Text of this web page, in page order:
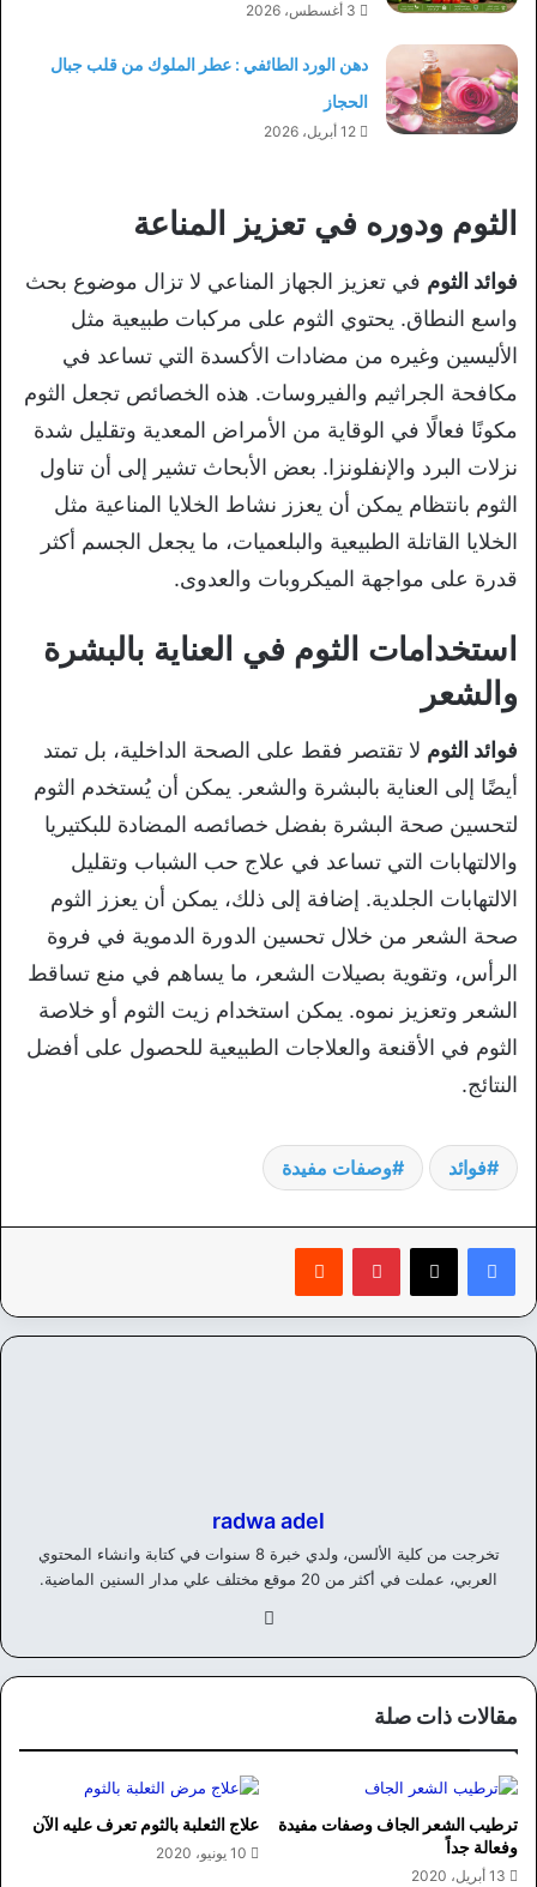
3 أغسطس، 2026
دهن الورد الطائفي : عطر الملوك من قلب جبال
الحجاز
12 أبريل، 2026
الثوم ودوره في تعزيز المناعة
فوائد الثوم في تعزيز الجهاز المناعي لا تزال موضوع بحث
واسع النطاق. يحتوي الثوم على مركبات طبيعية مثل
الأليسين وغيره من مضادات الأكسدة التي تساعد في
مكافحة الجراثيم والفيروسات. هذه الخصائص تجعل الثوم
مكونًا فعالًا في الوقاية من الأمراض المعدية وتقليل شدة
نزلات البرد والإنفلونزا. بعض الأبحاث تشير إلى أن تناول
الثوم بانتظام يمكن أن يعزز نشاط الخلايا المناعية مثل
الخلايا القاتلة الطبيعية والبلعميات، ما يجعل الجسم أكثر
قدرة على مواجهة الميكروبات والعدوى.
استخدامات الثوم في العناية بالبشرة
والشعر
فوائد الثوم لا تقتصر فقط على الصحة الداخلية، بل تمتد
أيضًا إلى العناية بالبشرة والشعر. يمكن أن يُستخدم الثوم
لتحسين صحة البشرة بفضل خصائصه المضادة للبكتيريا
والالتهابات التي تساعد في علاج حب الشباب وتقليل
الالتهابات الجلدية. إضافة إلى ذلك، يمكن أن يعزز الثوم
صحة الشعر من خلال تحسين الدورة الدموية في فروة
الرأس، وتقوية بصيلات الشعر، ما يساهم في منع تساقط
الشعر وتعزيز نموه. يمكن استخدام زيت الثوم أو خلاصة
الثوم في الأقنعة والعلاجات الطبيعية للحصول على أفضل
النتائج.
فوائد وصفات مفيدة
بينتيريست
radwa adel
تخرجت من كلية الألسن، ولدي خبرة 8 سنوات في كتابة وانشاء المحتوي
العربي، عملت في أكثر من 20 موقع مختلف علي مدار السنين الماضية.
وك
مقالات ذات صلة
ترطيب الشعر الجاف وصفات مفيدة
وفعالة جداً
13 أبريل، 2020
علاج الثعلبة بالثوم تعرف عليه الآن
10 يونيو، 2020